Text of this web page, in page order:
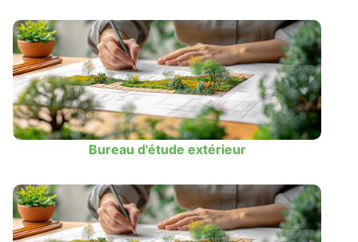
Bureau d'étude extérieur